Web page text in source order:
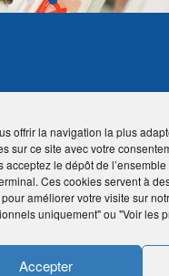
offrir la navigation la plus
sur ce site avec votre
acceptez le dépôt de
Ces cookies servent à
améliorer votre visite sur
uniquement" ou "Voir les
Accepter
Paris.